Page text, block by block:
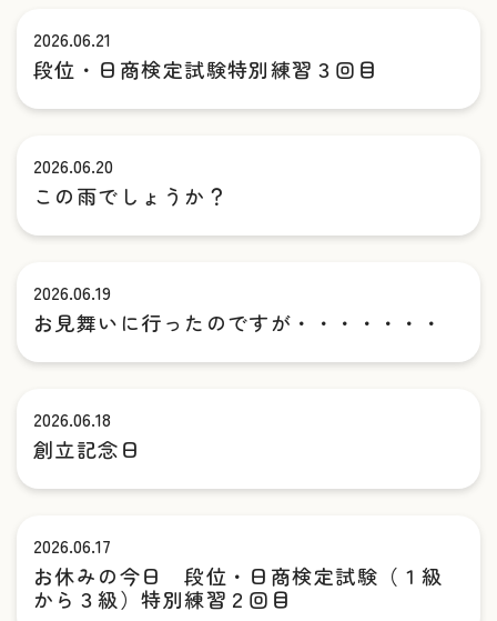
2026.06.21
段位・日商検定試験特別練習３回目
2026.06.20
この雨でしょうか？
2026.06.19
お見舞いに行ったのですが・・・・・・・
2026.06.18
創立記念日
2026.06.17
お休みの今日 段位・日商検定試験（１級
から３級）特別練習２回目